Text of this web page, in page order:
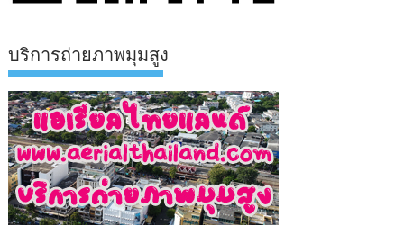
บริการถ่ายภาพมุมสูง